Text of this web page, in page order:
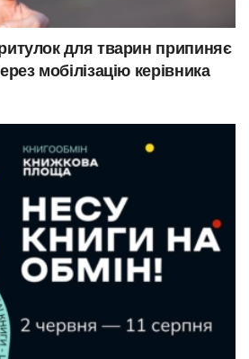
для тварин припиняє
мобілізацію керівника